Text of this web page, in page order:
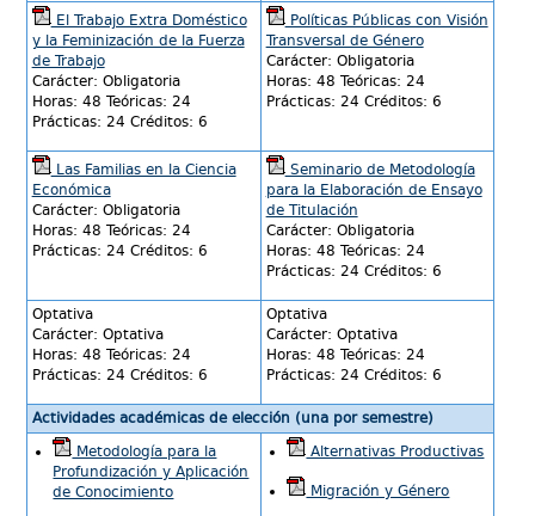
El Trabajo Extra Doméstico
y la Feminización de la Fuerza
de Trabajo
Carácter: Obligatoria
Horas: 48 Teóricas: 24
Prácticas: 24 Créditos: 6
Políticas Públicas con Visión
Transversal de Género
Carácter: Obligatoria
Horas: 48 Teóricas: 24
Prácticas: 24 Créditos: 6
Las Familias en la Ciencia
Económica
Carácter: Obligatoria
Horas: 48 Teóricas: 24
Prácticas: 24 Créditos: 6
Seminario de Metodología
para la Elaboración de Ensayo
de Titulación
Carácter: Obligatoria
Horas: 48 Teóricas: 24
Prácticas: 24 Créditos: 6
Optativa
Carácter: Optativa
Horas: 48 Teóricas: 24
Prácticas: 24 Créditos: 6
Optativa
Carácter: Optativa
Horas: 48 Teóricas: 24
Prácticas: 24 Créditos: 6
Actividades académicas de elección (una por semestre)
Metodología para la
Profundización y Aplicación
de Conocimiento
Alternativas Productivas
Migración y Género